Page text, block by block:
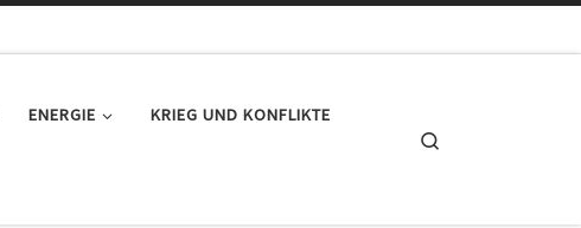
ENERGIE KRIEG UND KONFLIKTE